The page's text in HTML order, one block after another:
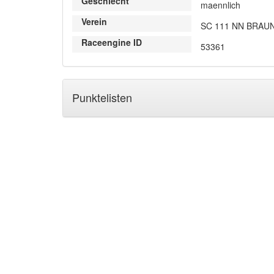
maennlich
Verein
SC 111 NN
Raceengine ID
53361
Punktelisten